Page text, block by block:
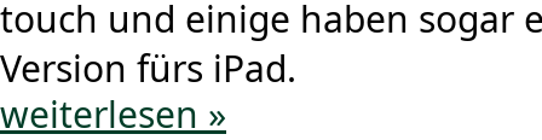
touch und einige haben sogar
Version fürs iPad.
weiterlesen »